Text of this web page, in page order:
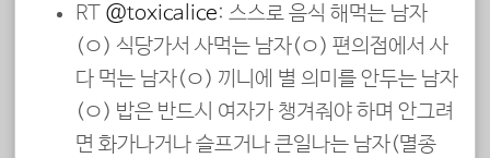
RT @toxicalice: 스스로 음식 해먹는 남자
(ㅇ) 식당가서 사먹는 남자(ㅇ) 편의점에서 사
다 먹는 남자(ㅇ) 끼니에 별 의미를 안두는 남자
(ㅇ) 밥은 반드시 여자가 챙겨줘야 하며 안그려
면 화가나거나 슬프거나 큰일나는 남자(멸종